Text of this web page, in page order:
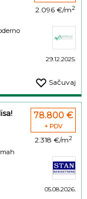
2.096 €/m2
29.12.2025.
Sačuvaj
78.800 €
+ PDV
2.318 €/m2
05.08.2026.